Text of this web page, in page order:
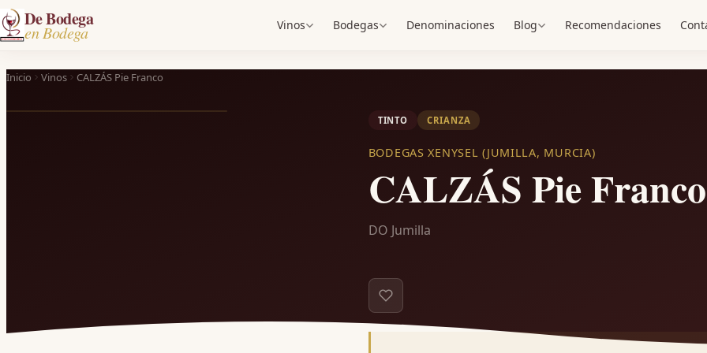
De Bodega
en Bodega Vinos Bodegas Denominaciones Blog Recomendaciones
Inicio Vinos CALZÁS Pie Franco
TINTO CRIANZA
BODEGAS XENYSEL (JUMILLA, MURCIA)
CALZÁS Pie Franco
DO Jumilla